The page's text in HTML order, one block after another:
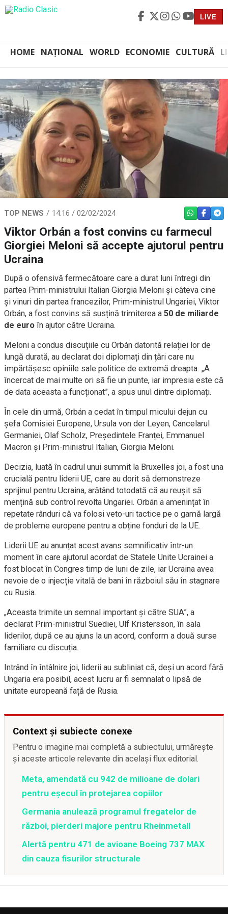
LIVE
HOME NAȚIONAL WORLD ECONOMIE CULTURĂ
TOP NEWS 14:16 / 02/02/2024 WHATSAPP
Viktor Orbán a fost convins cu farmecul
Giorgiei Meloni să accepte ajutorul pentru
Ucraina
După o ofensivă fermecătoare care a durat luni întregi din
partea Prim-ministrului Italian Giorgia Meloni și câteva cine
și vinuri din partea francezilor, Prim-ministrul Ungariei, Viktor
Orbán, a fost convins să susțină trimiterea a 50 de miliarde
de euro în ajutor către Ucraina.
Meloni a condus discuțiile cu Orbán datorită relației lor de
lungă durată, au declarat doi diplomați din țări care nu
împărtășesc opiniile sale politice de extremă dreapta. „A
încercat de mai multe ori să fie un punte, iar impresia este că
de data aceasta a funcționat”, a spus unul dintre diplomați.
În cele din urmă, Orbán a cedat în timpul micului dejun cu
șefa Comisiei Europene, Ursula von der Leyen, Cancelarul
Germaniei, Olaf Scholz, Președintele Franței, Emmanuel
Macron și Prim-ministrul Italian, Giorgia Meloni.
Decizia, luată în cadrul unui summit la Bruxelles joi, a fost una
crucială pentru liderii UE, care au dorit să demonstreze
sprijinul pentru Ucraina, arătând totodată că au reușit să
mențină sub control revolta Ungariei. Orbán a amenințat în
repetate rânduri că va folosi veto-uri tactice pe o gamă largă
de probleme europene pentru a obține fonduri de la UE.
Liderii UE au anunțat acest avans semnificativ într-un
moment în care ajutorul acordat de Statele Unite Ucrainei a
fost blocat în Congres timp de luni de zile, iar Ucraina avea
nevoie de o injecție vitală de bani în războiul său în stagnare
cu Rusia.
„Aceasta trimite un semnal important și către SUA”, a
declarat Prim-ministrul Suediei, Ulf Kristersson, în sala
liderilor, după ce au ajuns la un acord, conform a două surse
familiare cu discuția.
Intrând în întâlnire joi, liderii au subliniat că, deși un acord fără
Ungaria era posibil, acest lucru ar fi semnalat o lipsă de
unitate europeană față de Rusia.
Context și subiecte conexe
Pentru o imagine mai completă a subiectului, urmărește
și aceste articole relevante din același flux editorial.
Meta, amendată cu 942 de milioane de dolari
pentru eșecul în protejarea copiilor
Germania anulează programul fregatelor de
război, pierderi majore pentru Rheinmetall
Alertă pentru 471 de avioane Boeing 737 MAX
din cauza fisurilor structurale